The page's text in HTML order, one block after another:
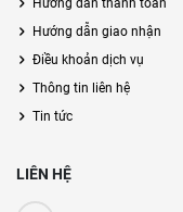
Hướng dẫn thanh toán
Hướng dẫn giao nhận
Điều khoản dịch vụ
Thông tin liên hệ
Tin tức
LIÊN HỆ